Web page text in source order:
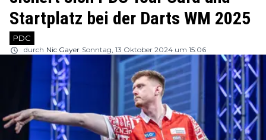
Startplatz bei der Darts WM 2025
PDC
durch Nic Gayer Sonntag, 13 Oktober 2024 um 15:06